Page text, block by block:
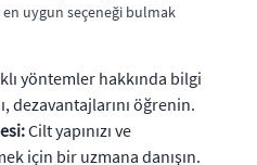
uygun seçeneği bulmak
yöntemler hakkında bilgi
dezavantajlarını öğrenin.
Cilt yapınızı ve
için bir uzmana danışın.